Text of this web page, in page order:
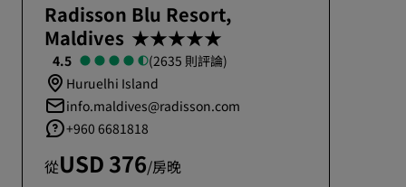
Radisson Blu Resort,
Maldives ★★★★★
4.5
(2635 則評論)
Huruelhi Island
info.maldives@radisson.com
+960 6681818
從USD 376/房晚